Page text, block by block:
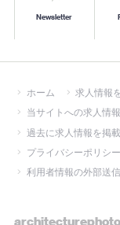
Newsletter
ホーム 求人情報
当サイトへの求人情
過去に求人情報を掲
プライバシーポリシー
利用者情報の外部送
architecturephoto